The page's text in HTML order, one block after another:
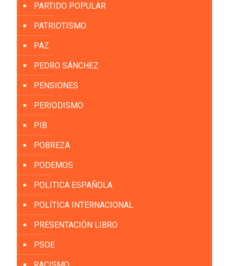
PARTIDO POPULAR
PATRIOTISMO
PAZ
PEDRO SÁNCHEZ
PENSIONES
PERIODISMO
PIB
POBREZA
PODEMOS
POLITICA ESPAÑOLA
POLÍTICA INTERNACIONAL
PRESENTACIÓN LIBRO
PSOE